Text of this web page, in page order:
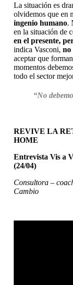
La situación es
olvidemos que en
ingenio humano.
en la situación de
en el presente,
indica Vasconi, no
aceptar que
momentos
todo el sector
“No
REVIVE LA
HOME
Entrevista Vis a
(24/04)
Consultora –
Cambio